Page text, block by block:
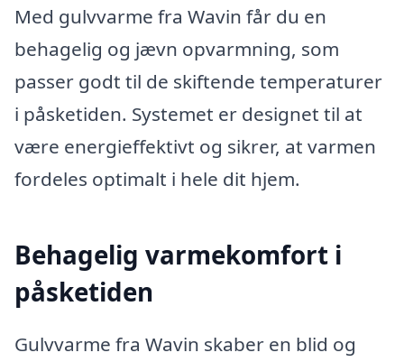
Med gulvvarme fra Wavin får du en
behagelig og jævn opvarmning, som
passer godt til de skiftende temperaturer
i påsketiden. Systemet er designet til at
være energieffektivt og sikrer, at varmen
fordeles optimalt i hele dit hjem.
Behagelig varmekomfort i
påsketiden
Gulvvarme fra Wavin skaber en blid og